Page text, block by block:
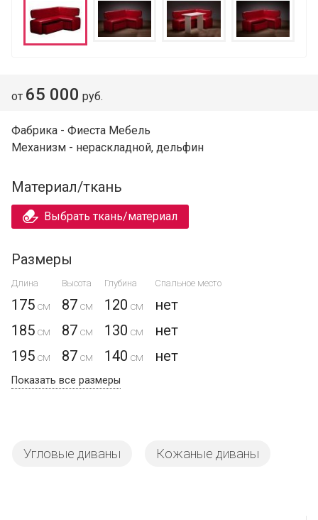
от 65 000 руб.
Фабрика - Фиеста Мебель
Механизм - нераскладной, дельфин
Материал/ткань
Выбрать ткань/материал
Размеры
Длина Высота Глубина Спальное место
175 87 120
нет
185
87 130
нет
195
87 140 нет
Показать все размеры
Угловые диваны Кожаные диваны